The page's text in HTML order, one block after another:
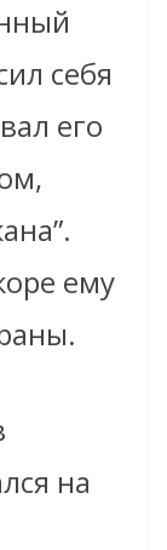
себя
его
ему
на